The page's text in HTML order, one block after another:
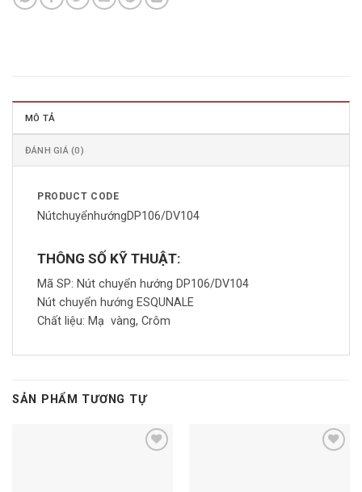
MÔ TẢ
ĐÁNH GIÁ (0)
PRODUCT CODE
NútchuyểnhướngDP106/DV104
THÔNG SỐ KỸ THUẬT:
Mã SP: Nút chuyển hướng DP106/DV104
Nút chuyển hướng ESQUNALE
Chất liệu: Mạ vàng, Crôm
SẢN PHẨM TƯƠNG TỰ